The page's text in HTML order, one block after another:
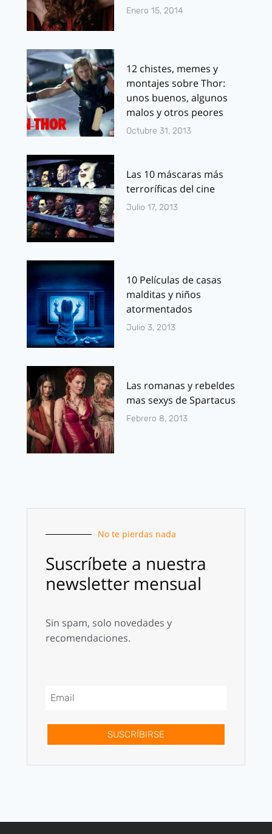
Enero 15, 2014
12 chistes, memes y
montajes sobre Thor:
unos buenos, algunos
malos y otros peores
Octubre 31, 2013
Las 10 máscaras más
terroríficas del cine
Julio 17, 2013
10 Películas de casas
malditas y niños
atormentados
Julio 3, 2013
Las romanas y rebeldes
mas sexys de Spartacus
Febrero 8, 2013
No te pierdas nada
Suscríbete a nuestra
newsletter mensual
Sin spam, solo novedades y
recomendaciones.
SUSCRÍBIRSE